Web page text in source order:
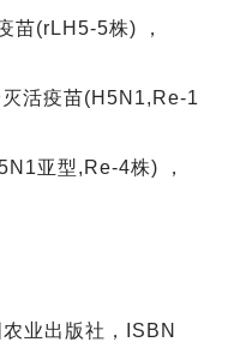
苗(rLH5-5株) ，
活疫苗(H5N1,Re-1
亚型,Re-4株) ，
农业出版社，ISBN